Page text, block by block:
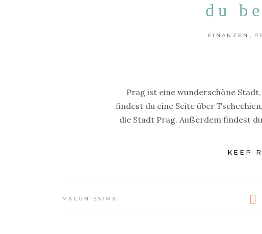
du
FINANZEN ,
Prag ist eine wunderschöne
findest du eine Seite über
die Stadt Prag. Außerdem findest
KEEP
MALUNISSIMA